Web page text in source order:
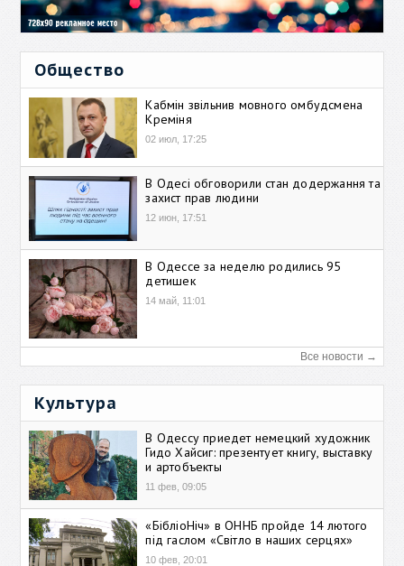
Общество
Кабмін звільнив мовного омбудсмена
Креміня
02 июл, 17:25
В Одесі обговорили стан додержання та
захист прав людини
12 июн, 17:51
В Одессе за неделю родились 95
детишек
14 май, 11:01
Все новости →
Культура
В Одессу приедет немецкий художник
Гидо Хайсиг: презентует книгу, выставку
и артобъекты
11 фев, 09:05
«БібліоНіч» в ОННБ пройде 14 лютого
під гаслом «Світло в наших серцях»
10 фев, 20:01